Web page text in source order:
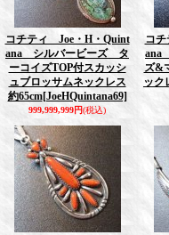
コチティ Joe・H・Quint
ana シルバービーズ タ
ーコイズTOP付スカッシ
ュブロッサムネックレス
約65cm[JoeHQuintana69]
999,999,999円(税込)
コ
ana
ズ&
ック